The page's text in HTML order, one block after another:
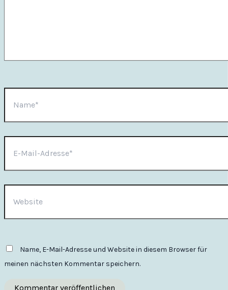
Mail-
Name, E-Mail-Adresse und Website in diesem Browser für
meinen nächsten Kommentar speichern.